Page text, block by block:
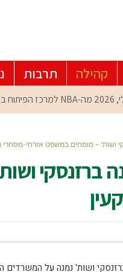
קהילה תרבות
מה-NBA למרכז הפיתוח ברמת גן: עומרי כספי במפגש הוקרה מיוחד
ושות' – מומחים במשפט אזרחי-מסחרי
ברזנסקי
ושות' נמנה על